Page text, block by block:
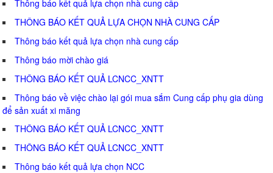
Thông báo kết quả lựa chọn nhà cung cấp
THÔNG BÁO KẾT QUẢ LỰA CHỌN NHÀ CUNG CẤP
Thông báo kết quả lựa chọn nhà cung cấp
Thông báo mời chào giá
THÔNG BÁO KẾT QUẢ LCNCC_XNTT
Thông báo về việc chào lại gói mua sắm Cung cấp phụ gia dùng
để sản xuất xi măng
THÔNG BÁO KẾT QUẢ LCNCC_XNTT
THÔNG BÁO KẾT QUẢ LCNCC_XNTT
Thông báo kết quả lựa chọn NCC